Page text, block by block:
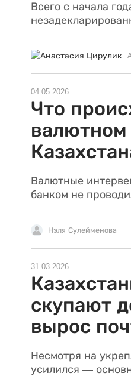
Всего с начала
04.05.2026
Что
Валютные
банком не
Нэля Сулейменова
31.03.2026
скупают
вырос
Несмотря на
усилился —